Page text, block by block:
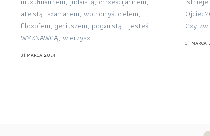
ateistą, szamanem, wolnomyślicielem,
filozofem, geniuszem, poganistą… jesteś
WYZNAWCĄ, wierzysz...
31 MARCA 2024
Czy
31 MARCA